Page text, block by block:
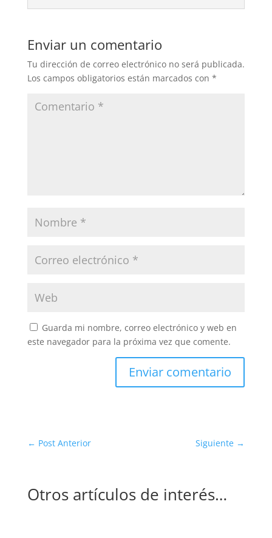
Enviar un comentario
Tu dirección de correo electrónico no será publicada.
Los campos obligatorios están marcados con *
Guarda mi nombre, correo electrónico y web en
este navegador para la próxima vez que comente.
Enviar comentario
← Post Anterior Siguiente →
Otros artículos de interés…